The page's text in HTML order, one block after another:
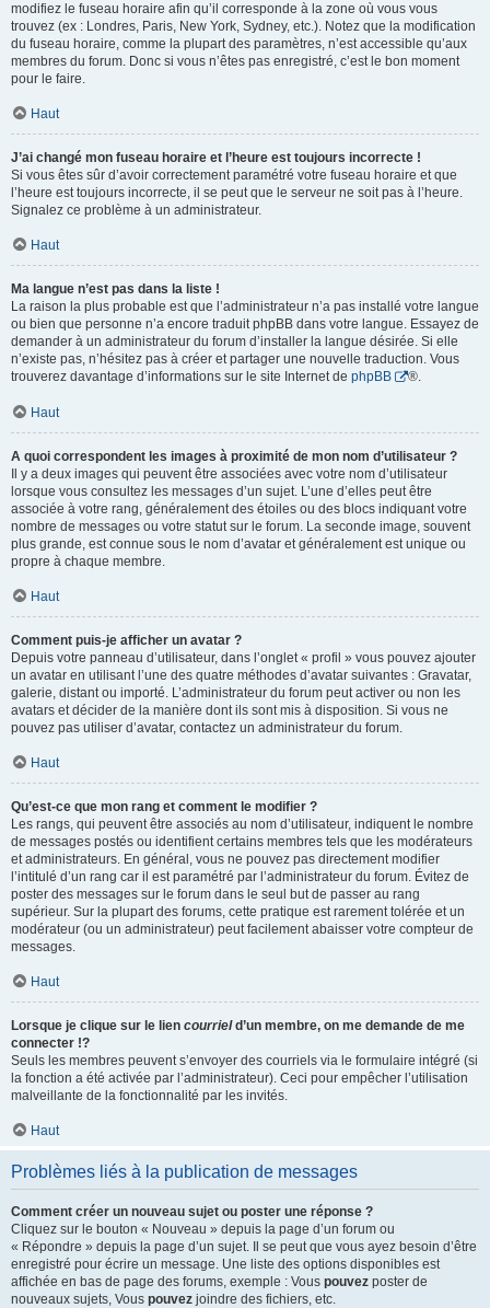
modifiez le fuseau horaire afin qu’il corresponde à la zone où vous vous
trouvez (ex : Londres, Paris, New York, Sydney, etc.). Notez que la modification
du fuseau horaire, comme la plupart des paramètres, n’est accessible qu’aux
membres du forum. Donc si vous n’êtes pas enregistré, c’est le bon moment
pour le faire.
Haut
J’ai changé mon fuseau horaire et l’heure est toujours incorrecte !
Si vous êtes sûr d’avoir correctement paramétré votre fuseau horaire et que
l’heure est toujours incorrecte, il se peut que le serveur ne soit pas à l’heure.
Signalez ce problème à un administrateur.
Haut
Ma langue n’est pas dans la liste !
La raison la plus probable est que l’administrateur n’a pas installé votre langue
ou bien que personne n’a encore traduit phpBB dans votre langue. Essayez de
demander à un administrateur du forum d’installer la langue désirée. Si elle
n’existe pas, n’hésitez pas à créer et partager une nouvelle traduction. Vous
trouverez davantage d’informations sur le site Internet de phpBB ®.
Haut
A quoi correspondent les images à proximité de mon nom d’utilisateur ?
Il y a deux images qui peuvent être associées avec votre nom d’utilisateur
lorsque vous consultez les messages d’un sujet. L’une d’elles peut être
associée à votre rang, généralement des étoiles ou des blocs indiquant votre
nombre de messages ou votre statut sur le forum. La seconde image, souvent
plus grande, est connue sous le nom d’avatar et généralement est unique ou
propre à chaque membre.
Haut
Comment puis-je afficher un avatar ?
Depuis votre panneau d’utilisateur, dans l’onglet « profil » vous pouvez ajouter
un avatar en utilisant l’une des quatre méthodes d’avatar suivantes : Gravatar,
galerie, distant ou importé. L’administrateur du forum peut activer ou non les
avatars et décider de la manière dont ils sont mis à disposition. Si vous ne
pouvez pas utiliser d’avatar, contactez un administrateur du forum.
Haut
Qu’est-ce que mon rang et comment le modifier ?
Les rangs, qui peuvent être associés au nom d’utilisateur, indiquent le nombre
de messages postés ou identifient certains membres tels que les modérateurs
et administrateurs. En général, vous ne pouvez pas directement modifier
l’intitulé d’un rang car il est paramétré par l’administrateur du forum. Évitez de
poster des messages sur le forum dans le seul but de passer au rang
supérieur. Sur la plupart des forums, cette pratique est rarement tolérée et un
modérateur (ou un administrateur) peut facilement abaisser votre compteur de
messages.
Haut
Lorsque je clique sur le lien courrield’un membre, on me demande de me
connecter !?
Seuls les membres peuvent s’envoyer des courriels via le formulaire intégré (si
la fonction a été activée par l’administrateur). Ceci pour empêcher l’utilisation
malveillante de la fonctionnalité par les invités.
Haut
Problèmes liés à la publication de messages
Comment créer un nouveau sujet ou poster une réponse ?
Cliquez sur le bouton « Nouveau » depuis la page d’un forum ou
« Répondre » depuis la page d’un sujet. Il se peut que vous ayez besoin d’être
enregistré pour écrire un message. Une liste des options disponibles est
affichée en bas de page des forums, exemple : Vous pouvez poster de
nouveaux sujets, Vous pouvez joindre des fichiers, etc.